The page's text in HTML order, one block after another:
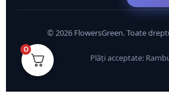
© 2026 FlowersGreen. Toate
Plăți acceptate:
0